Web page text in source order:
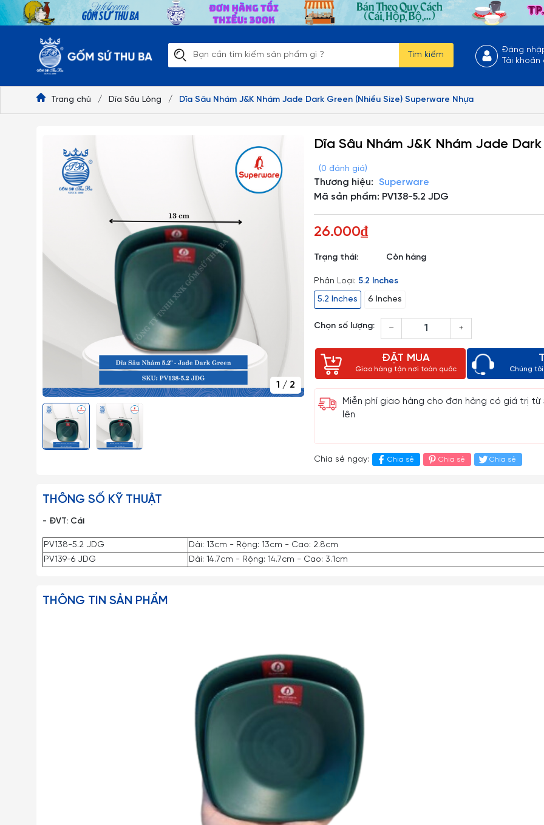
Tìm kiếm
Đăng
Tài khoản
Trang chủ / Dĩa Sâu Lòng / Dĩa Sâu Nhám J&K Nhám Jade Dark Green (Nhiều Size) Superware Nhựa
1 / 2
Dĩa Sâu Nhám J&K Nhám Jade
(0 đánh giá)
Thương hiệu: Superware
Mã sản phẩm: PV138-5.2 JDG
26.000₫
Trạng thái: Còn hàng
Phân Loại: 5.2 Inches
5.2 Inches
6 Inches
Chọn số lượng: – +
ĐẶT MUA
Giao hàng tận nơi toàn quốc Chúng
Miễn phí giao hàng cho đơn hàng có giá trị
lên
Chia sẻ ngay: Chia sẻ Chia sẻ Chia sẻ
THÔNG SỐ KỸ THUẬT
- ĐVT: Cái
PV138-5.2 JDG
Dài: 13cm - Rộng: 13cm - Cao: 2.8cm
PV139-6 JDG
Dài: 14.7cm - Rộng: 14.7cm - Cao: 3.1cm
THÔNG TIN SẢN PHẨM